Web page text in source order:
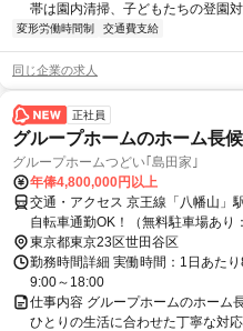
帯は園内清掃、子どもたちの登園
変形労働時間制 交通費支給
同じ企業の求人
正社員
グループホームのホーム長
グループホームつどい｢島田家｣
年俸4,800,000円以上
交通・アクセス 京王線「八幡山」
自転車通勤OK！（無料駐車場あり
東京都東京23区世田谷区
勤務時間詳細 実働時間：1日あた
9:00～18:00
仕事内容 グループホームのホーム
ひとりの生活に合わせた丁寧な対